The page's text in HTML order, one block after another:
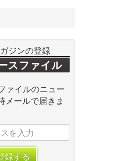
ジンの登録
スファイル
ァイルのニュー
メールで届きま
録する